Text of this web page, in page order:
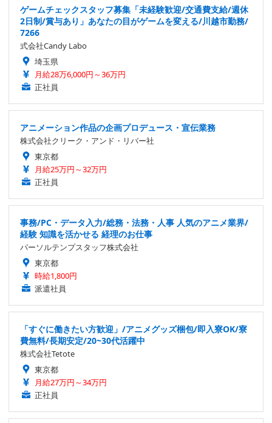
と実現）、日本武道館でライブすること、グラストンベリーのヘッ
ドライナーになること……など。
ゲームチェックスタッフ募集「未経験歓迎/交通費支給/週休
2日制/賞与あり」あなたの目がゲームを変える/川越市勤務/
7266
式会社Candy Labo
埼玉県
月給28万6,000円～36万円
正社員
アニメーション作品の企画プロデュース・宣伝業務
株式会社クリーク・アンド・リバー社
東京都
月給25万円～32万円
正社員
事務/PC・データ入力/総務・法務・人事 人気のアニメ業界/
経験 知識を活かせる 経理のお仕事
パーソルテンプスタッフ株式会社
東京都
時給1,800円
派遣社員
「すぐに働きたい方歓迎」/アニメグッズ梱包/即入寮OK/寮
費無料/長期安定/20~30代活躍中
株式会社Tetote
東京都
月給27万円～34万円
正社員